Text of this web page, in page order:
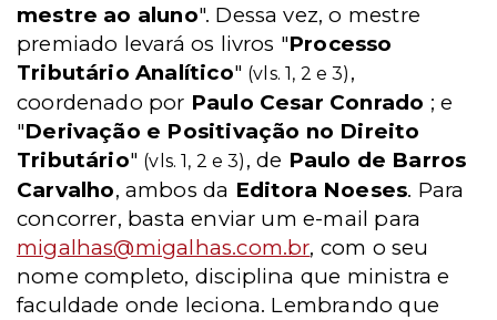
mestre ao aluno". Dessa vez, o mestre
premiado levará os livros "Processo
Tributário Analítico" (vls. 1, 2 e 3) ,
coordenado por Paulo Cesar Conrado ; e
"Derivação e Positivação no Direito
Tributário" (vls. 1, 2 e 3) , de Paulo de Barros
Carvalho, ambos da Editora Noeses. Para
concorrer, basta enviar um e-mail para
migalhas@migalhas.com.br, com o seu
nome completo, disciplina que ministra e
faculdade onde leciona. Lembrando que